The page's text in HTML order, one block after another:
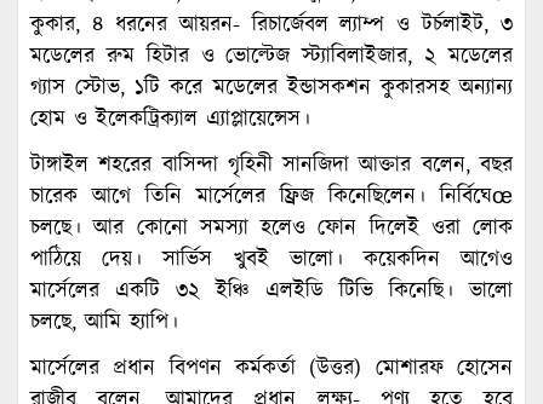
কুকার, ৪ ধরনের আয়রন- রিচার্জেবল ল্যাম্প ও টর্চলাইট, ৩
মডেলের রুম হিটার ও ভোল্টেজ স্ট্যাবিলাইজার, ২ মডেলের
গ্যাস স্টোভ, ১টি করে মডেলের ইন্ডাসকশন কুকারসহ অন্যান্য
হোম ও ইলেকট্রিক্যাল এ্যাপ্লায়েন্সেস।
টাঙ্গাইল শহরের বাসিন্দা গৃহিনী সানজিদা আক্তার বলেন, বছর
চারেক আগে তিনি মার্সেলের ফ্রিজ কিনেছিলেন। নির্বিঘেœ
চলছে। আর কোনো সমস্যা হলেও ফোন দিলেই ওরা লোক
পাঠিয়ে দেয়। সার্ভিস খুবই ভালো। কয়েকদিন আগেও
মার্সেলের একটি ৩২ ইঞ্চি এলইডি টিভি কিনেছি। ভালো
চলছে, আমি হ্যাপি।
মার্সেলের প্রধান বিপণন কর্মকর্তা (উত্তর) মোশারফ হোসেন